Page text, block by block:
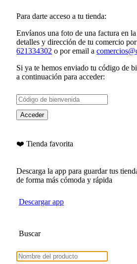
Para darte acceso a tu tienda:
Envíanos una foto de una factura en
detalles y dirección de tu comercio
621334302 o por email a
Si ya te hemos enviado tu código de
a continuación para acceder:
Acceder
❤️ Tienda favorita
Descarga la app para guardar tus
de forma más cómoda y rápida
Descargar app
Buscar